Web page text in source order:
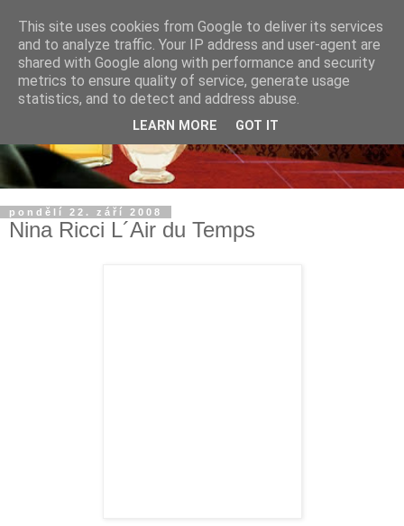
pondělí 22. září 2008
Nina Ricci L´Air du Temps
This site uses cookies from Google to deliver its services
and to analyze traffic. Your IP address and user-agent are
shared with Google along with performance and security
metrics to ensure quality of service, generate usage
statistics, and to detect and address abuse.
LEARN MORE GOT IT